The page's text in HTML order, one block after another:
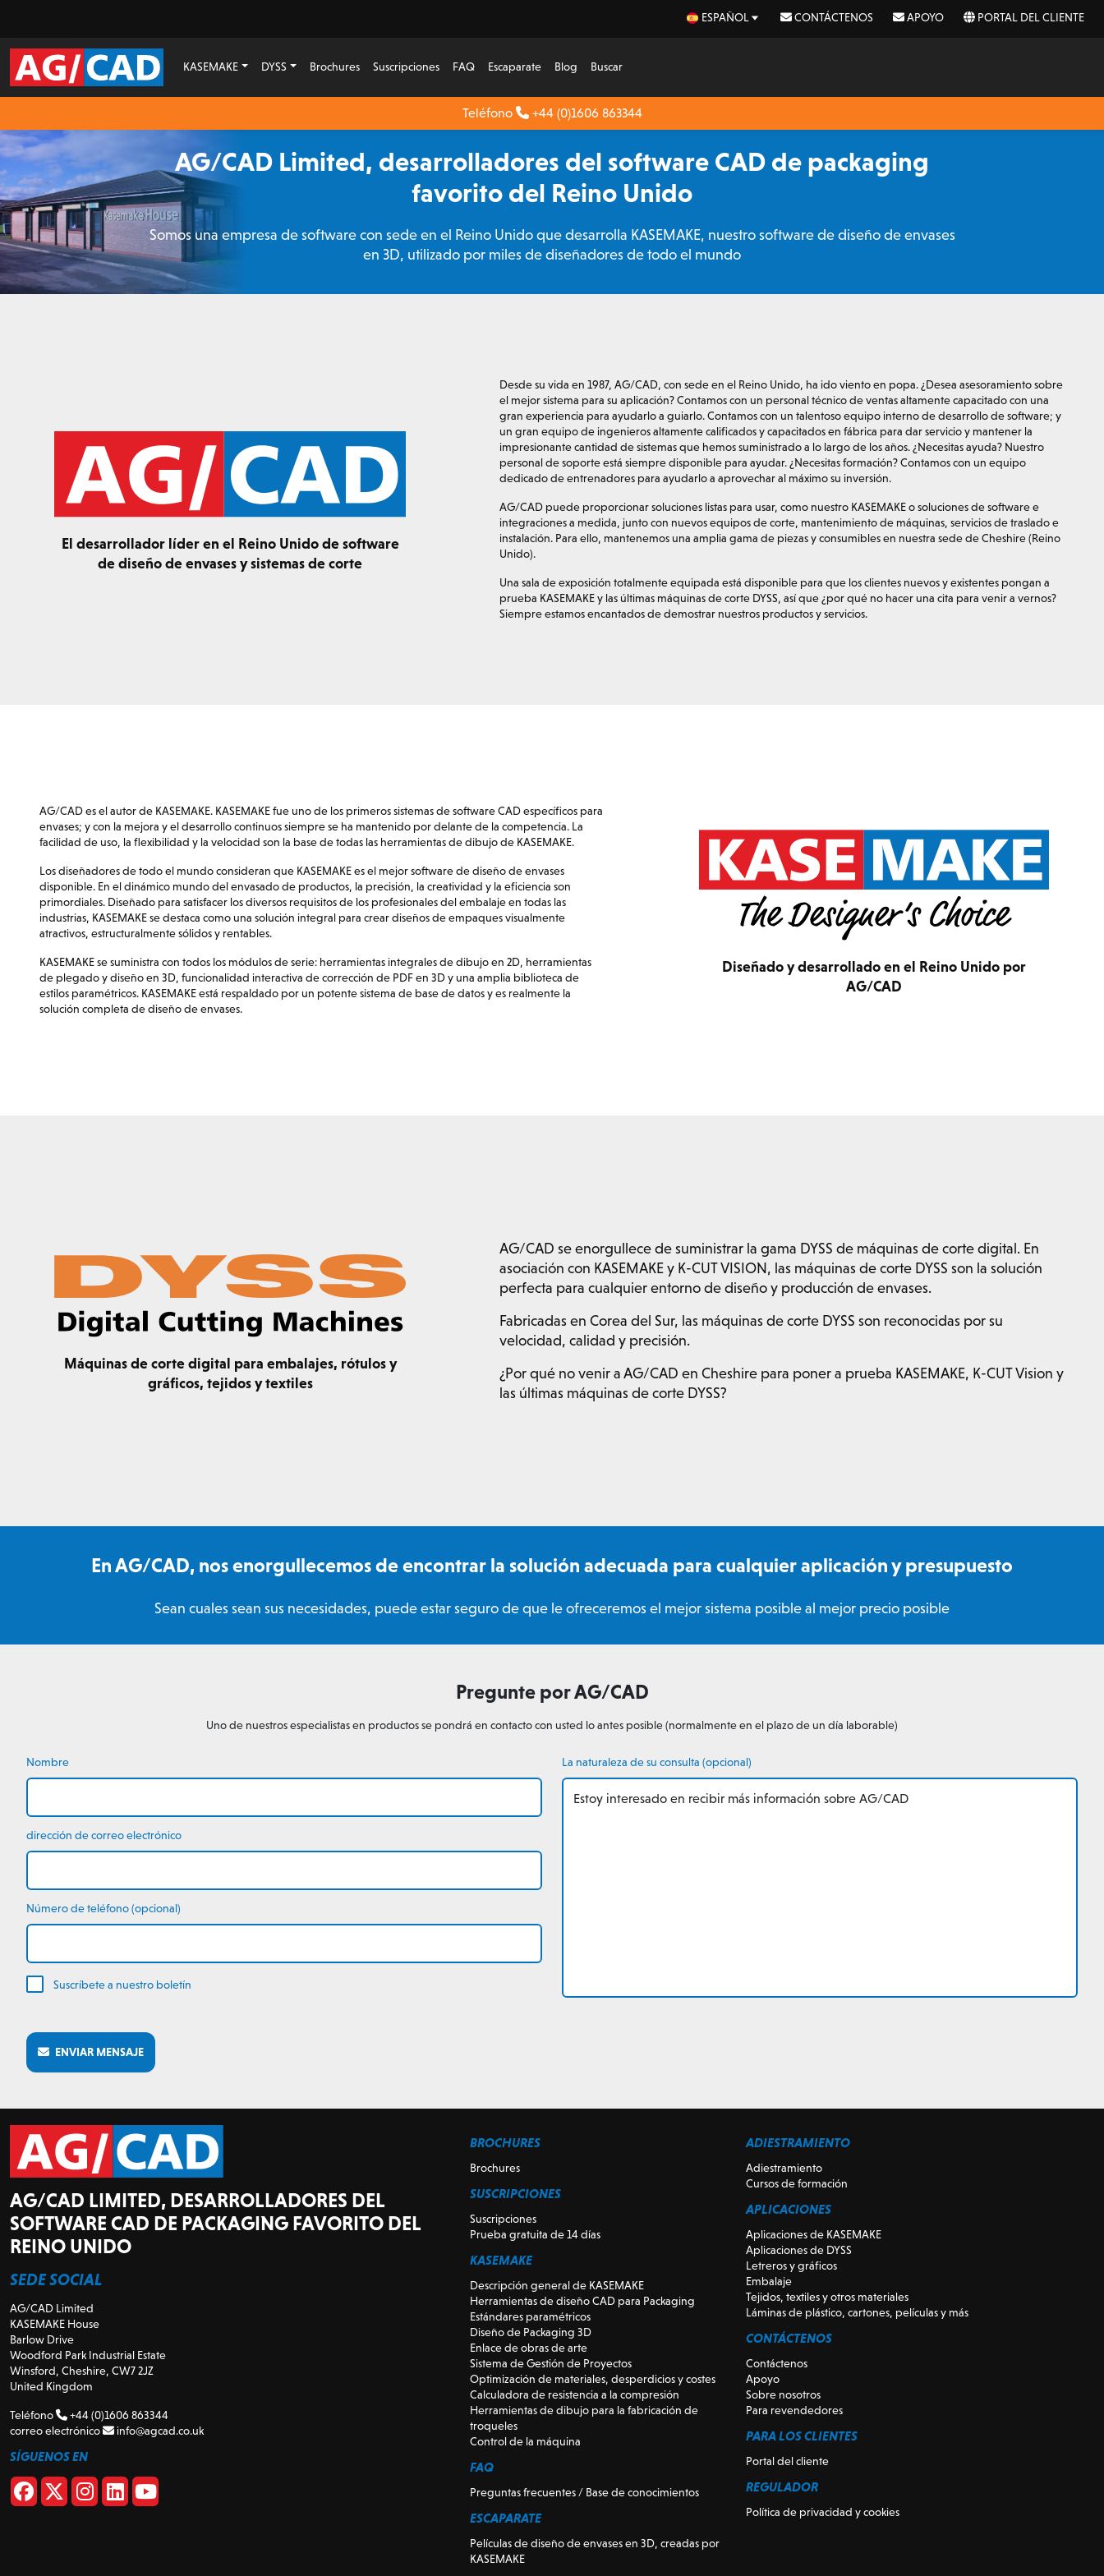
ESPAÑOL CONTÁCTENOS APOYO PORTAL DEL CLIENTE
KASEMAKE DYSS Brochures Suscripciones FAQ Escaparate Blog Buscar
Teléfono +44 (0)1606 863344
AG/CAD Limited, desarrolladores del software CAD de packaging
favorito del Reino Unido
Somos una empresa de software con sede en el Reino Unido que desarrolla KASEMAKE, nuestro software de diseño de envases
en 3D, utilizado por miles de diseñadores de todo el mundo
El desarrollador líder en el Reino Unido de software
de diseño de envases y sistemas de corte
Desde su vida en 1987, AG/CAD, con sede en el Reino Unido, ha ido viento en popa. ¿Desea asesoramiento sobre
el mejor sistema para su aplicación? Contamos con un personal técnico de ventas altamente capacitado con una
gran experiencia para ayudarlo a guiarlo. Contamos con un talentoso equipo interno de desarrollo de software; y
un gran equipo de ingenieros altamente calificados y capacitados en fábrica para dar servicio y mantener la
impresionante cantidad de sistemas que hemos suministrado a lo largo de los años. ¿Necesitas ayuda? Nuestro
personal de soporte está siempre disponible para ayudar. ¿Necesitas formación? Contamos con un equipo
dedicado de entrenadores para ayudarlo a aprovechar al máximo su inversión.
AG/CAD puede proporcionar soluciones listas para usar, como nuestro KASEMAKE o soluciones de software e
integraciones a medida, junto con nuevos equipos de corte, mantenimiento de máquinas, servicios de traslado e
instalación. Para ello, mantenemos una amplia gama de piezas y consumibles en nuestra sede de Cheshire (Reino
Unido).
Una sala de exposición totalmente equipada está disponible para que los clientes nuevos y existentes pongan a
prueba KASEMAKE y las últimas máquinas de corte DYSS, así que ¿por qué no hacer una cita para venir a vernos?
Siempre estamos encantados de demostrar nuestros productos y servicios.
Diseñado y desarrollado en el Reino Unido por
AG/CAD
AG/CAD es el autor de KASEMAKE. KASEMAKE fue uno de los primeros sistemas de software CAD específicos para
envases; y con la mejora y el desarrollo continuos siempre se ha mantenido por delante de la competencia. La
facilidad de uso, la flexibilidad y la velocidad son la base de todas las herramientas de dibujo de KASEMAKE.
Los diseñadores de todo el mundo consideran que KASEMAKE es el mejor software de diseño de envases
disponible. En el dinámico mundo del envasado de productos, la precisión, la creatividad y la eficiencia son
primordiales. Diseñado para satisfacer los diversos requisitos de los profesionales del embalaje en todas las
industrias, KASEMAKE se destaca como una solución integral para crear diseños de empaques visualmente
atractivos, estructuralmente sólidos y rentables.
KASEMAKE se suministra con todos los módulos de serie: herramientas integrales de dibujo en 2D, herramientas
de plegado y diseño en 3D, funcionalidad interactiva de corrección de PDF en 3D y una amplia biblioteca de
estilos paramétricos. KASEMAKE está respaldado por un potente sistema de base de datos y es realmente la
solución completa de diseño de envases.
Máquinas de corte digital para embalajes, rótulos y
gráficos, tejidos y textiles
AG/CAD se enorgullece de suministrar la gama DYSS de máquinas de corte digital. En
asociación con KASEMAKE y K-CUT VISION, las máquinas de corte DYSS son la solución
perfecta para cualquier entorno de diseño y producción de envases.
Fabricadas en Corea del Sur, las máquinas de corte DYSS son reconocidas por su
velocidad, calidad y precisión.
¿Por qué no venir a AG/CAD en Cheshire para poner a prueba KASEMAKE, K-CUT Vision y
las últimas máquinas de corte DYSS?
En AG/CAD, nos enorgullecemos de encontrar la solución adecuada para cualquier aplicación y presupuesto
Sean cuales sean sus necesidades, puede estar seguro de que le ofreceremos el mejor sistema posible al mejor precio posible
Pregunte por AG/CAD
Uno de nuestros especialistas en productos se pondrá en contacto con usted lo antes posible (normalmente en el plazo de un día laborable)
Nombre
dirección de correo electrónico
Número de teléfono (opcional)
Suscríbete a nuestro boletín
La naturaleza de su consulta (opcional)
ENVIAR MENSAJE
AG/CAD LIMITED, DESARROLLADORES DEL
SOFTWARE CAD DE PACKAGING FAVORITO DEL
REINO UNIDO
SEDE SOCIAL
AG/CAD Limited
KASEMAKE House
Barlow Drive
Woodford Park Industrial Estate
Winsford, Cheshire, CW7 2JZ
United Kingdom
Teléfono
+44 (0)1606 863344
correo electrónico
info@agcad.co.uk
SÍGUENOS EN
BROCHURES
Brochures
SUSCRIPCIONES
Suscripciones
Prueba gratuita de 14 días
KASEMAKE
Descripción general de KASEMAKE
Herramientas de diseño CAD para Packaging
Estándares paramétricos
Diseño de Packaging 3D
Enlace de obras de arte
Sistema de Gestión de Proyectos
Optimización de materiales, desperdicios y costes
Calculadora de resistencia a la compresión
Herramientas de dibujo para la fabricación de
troqueles
Control de la máquina
FAQ
Preguntas frecuentes / Base de conocimientos
ESCAPARATE
Películas de diseño de envases en 3D, creadas por
KASEMAKE
ADIESTRAMIENTO
Adiestramiento
Cursos de formación
APLICACIONES
Aplicaciones de KASEMAKE
Aplicaciones de DYSS
Letreros y gráficos
Embalaje
Tejidos, textiles y otros materiales
Láminas de plástico, cartones, películas y más
CONTÁCTENOS
Contáctenos
Apoyo
Sobre nosotros
Para revendedores
PARA LOS CLIENTES
Portal del cliente
REGULADOR
Política de privacidad y cookies